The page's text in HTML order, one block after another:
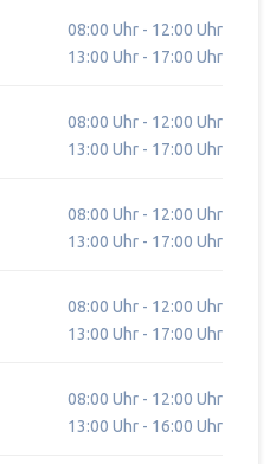
08:00 Uhr - 12:00 Uhr
13:00 Uhr - 17:00 Uhr
08:00 Uhr - 12:00 Uhr
13:00 Uhr - 17:00 Uhr
08:00 Uhr - 12:00 Uhr
13:00 Uhr - 17:00 Uhr
08:00 Uhr - 12:00 Uhr
13:00 Uhr - 17:00 Uhr
08:00 Uhr - 12:00 Uhr
13:00 Uhr - 16:00 Uhr